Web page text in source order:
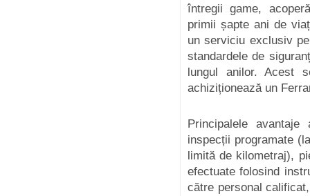
întregii game,
primii șapte ani de
un serviciu exclusiv
standardele de
lungul anilor. Acest
achiziționează un
Principalele avantaje
inspecții programate
limită de kilometraj),
efectuate folosind
către personal